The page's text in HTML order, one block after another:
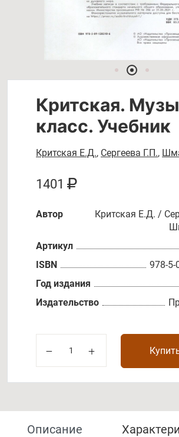
Критская.
класс. Учебник
Критская Е.Д., Сергеева Г.П.,
1401
Автор
Критская Е.Д. /
Артикул
ISBN
978-5-
Год издания
Издательство
Описание